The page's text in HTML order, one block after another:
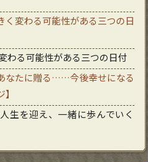
く変わる可能性がある三つの日
わる可能性がある三つの日付
なたに贈る……今後幸せになる
生を迎え、一緒に歩んでいく